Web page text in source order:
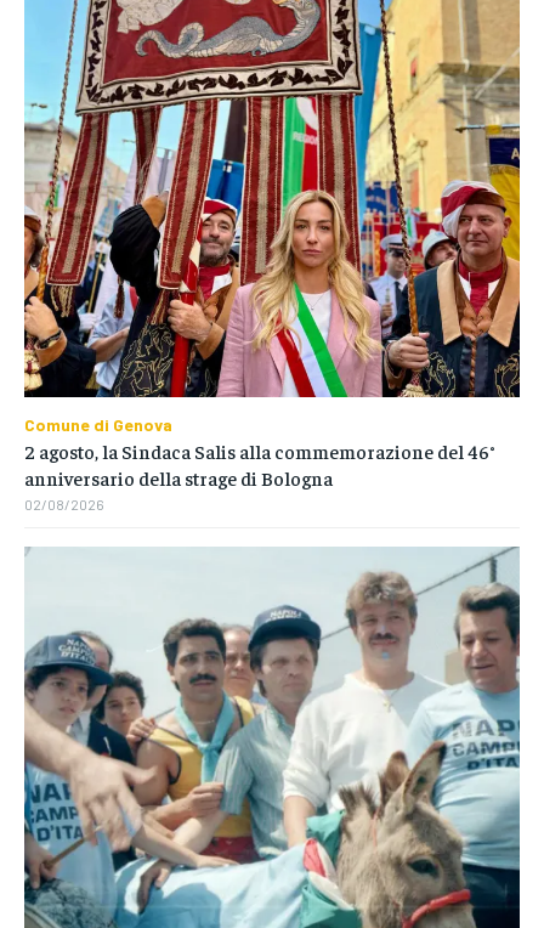
Comune di Genova
2 agosto, la Sindaca Salis alla commemorazione del 46°
anniversario della strage di Bologna
02/08/2026